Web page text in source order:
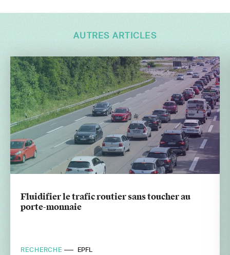
AUTRES ARTICLES
Fluidifier le trafic routier sans toucher au
porte-monnaie
RECHERCHE EPFL